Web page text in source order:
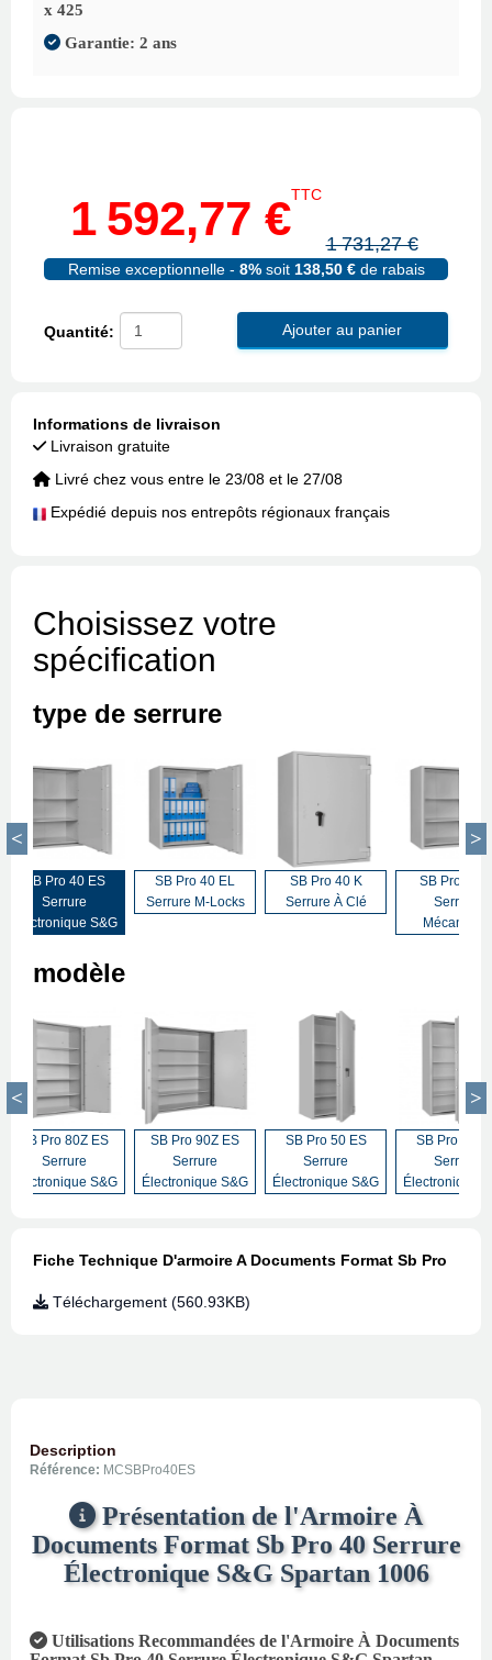
x 425
Garantie: 2 ans
1 592,77 €TTC
1 731,27 €
Remise exceptionnelle - 8%soit 138,50 €de rabais
Quantité: Ajouter au panier
Choisissez votre
spécification
type de serrure
SB Pro 40 ES
Serrure
Électronique S&G
SB Pro 40 EL
Serrure M-Locks
SB Pro 40 K
Serrure À Clé
SB Pro 40 C
Serrure
Mécanique
modèle
SB Pro 80Z ES
Serrure
Électronique S&G
SB Pro 90Z ES
Serrure
Électronique S&G
SB Pro 50 ES
Serrure
Électronique S&G
SB Pro 60
Serrure
Électronique
Informations de livraison
Livraison gratuite
Livré chez vous entre le 23/08 et le 27/08
Expédié depuis nos entrepôts régionaux français
Fiche Technique D'armoire A Documents Format Sb Pro
Téléchargement (560.93KB)
Description
Référence: MCSBPro40ES
Présentation de l'Armoire À
Documents Format Sb Pro 40 Serrure
Électronique S&G Spartan 1006
Utilisations Recommandées de l'Armoire À Documents